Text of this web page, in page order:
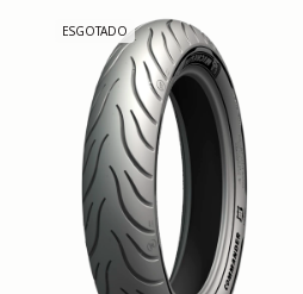
ESGOTADO